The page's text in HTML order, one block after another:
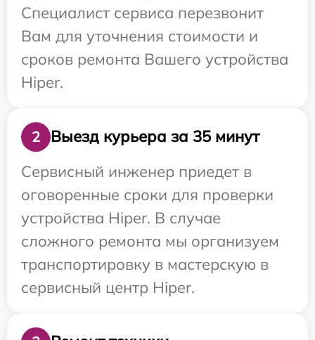
Специалист сервиса перезвонит
Вам для уточнения стоимости и
сроков ремонта Вашего устройства
Hiper.
2
Выезд курьера за 35 минут
Сервисный инженер приедет в
оговоренные сроки для проверки
устройства Hiper. В случае
сложного ремонта мы организуем
транспортировку в мастерскую в
сервисный центр Hiper.